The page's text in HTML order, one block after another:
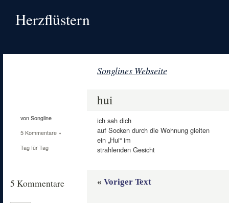
Herzflüstern
Songlines Webseite
von Songline
5 Kommentare »
Tag für Tag
hui
ich sah dich
auf Socken durch die Wohnung gleiten
ein „Hui“ im
strahlenden Gesicht
5 Kommentare « Voriger Text